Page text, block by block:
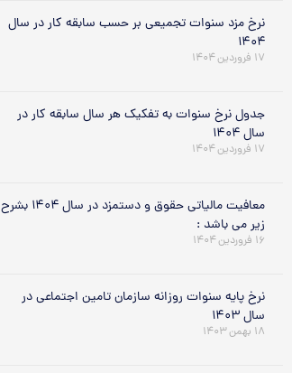
نرخ مزد سنوات تجمیعی بر حسب سابقه کار در سال
۱۴۰۴
۱۷ فروردین ۱۴۰۴
جدول نرخ سنوات به تفکیک هر سال سابقه کار در
سال ۱۴۰۴
۱۷ فروردین ۱۴۰۴
معافیت مالیاتی حقوق و دستمزد در سال ۱۴۰۴ بشرح
زیر می باشد :
۱۶ فروردین ۱۴۰۴
نرخ پایه سنوات روزانه سازمان تامین اجتماعی در
سال ۱۴۰۳
۱۸ بهمن ۱۴۰۳